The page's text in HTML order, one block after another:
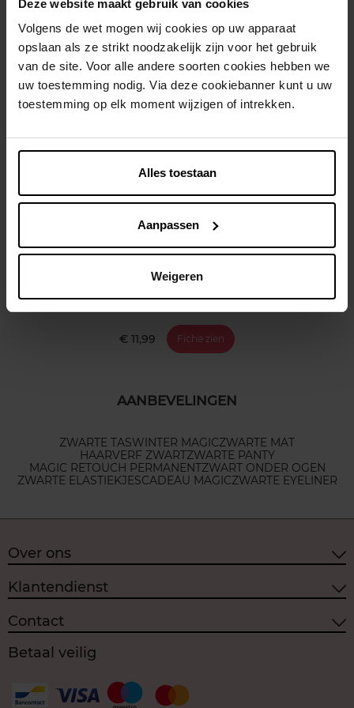
Deze website maakt gebruik van cookies
Volgens de wet mogen wij cookies op uw apparaat
opslaan als ze strikt noodzakelijk zijn voor het gebruik
van de site. Voor alle andere soorten cookies hebben we
uw toestemming nodig. Via deze cookiebanner kunt u uw
toestemming op elk moment wijzigen of intrekken.
Alles toestaan
Aanpassen
Weigeren
Kenmerken
Klantereview
Nog iets vergeten ?
MAGIC RETOUCH
Magic Retouch - Middenblond
Uitgroeispray
€ 11,99 Fiche zien
AANBEVELINGEN
ZWARTE TASWINTER MAGICZWARTE MAT
HAARVERF ZWARTZWARTE PANTY
MAGIC RETOUCH PERMANENTZWART ONDER OGEN
ZWARTE ELASTIEKJESCADEAU MAGICZWARTE EYELINER
Over ons
Klantendienst
Contact
Betaal veilig